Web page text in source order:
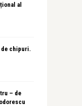
al
de chipuri.
– de